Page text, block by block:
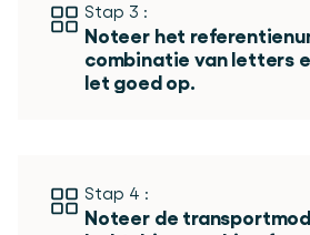
Stap 3 :
Noteer het
combinatie van letters
let goed op.
Stap 4 :
Noteer de